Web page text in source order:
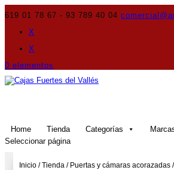
619 01 78 67 - 93 789 40 04
X
X
0 elementos
Home Tienda Categorías
Seleccionar página
Inicio /Tienda / Puertas y cámaras acorazadas /